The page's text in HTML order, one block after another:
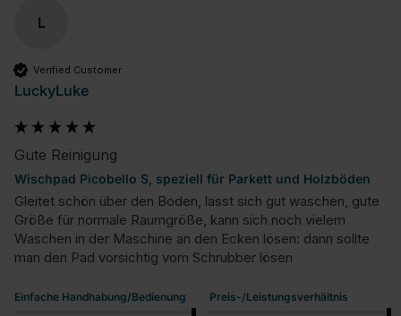
L
Verified Customer
LuckyLuke
Gute Reinigung
Wischpad Picobello S, speziell für Parkett und Holzböden
Gleitet schön über den Boden, lasst sich gut waschen, gute
Größe für normale Raumgröße, kann sich noch vielem
Waschen in der Maschine an den Ecken lösen: dann sollte
man den Pad vorsichtig vom Schrubber lösen
Einfache Handhabung/Bedienung Preis-/Leistungsverhältnis